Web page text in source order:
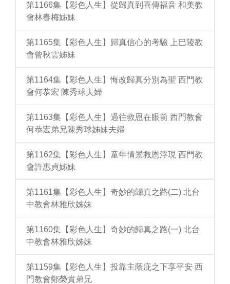
第1166集【彩色人生】從歸真到喜傳福音 和美教
會林春梅姊妹
第1165集【彩色人生】歸真信心的考驗 上巴陵教
會曾秋雲姊妹
第1164集【彩色人生】悔改歸真分別為聖 西門教
會何恭宏 陳秀球夫婦
第1163集【彩色人生】過往救恩在眼前 西門教會
何恭宏弟兄陳秀球姊妹夫婦
第1162集【彩色人生】童年情景救恩浮現 西門教
會許惠貞姊妹
第1161集【彩色人生】奇妙的歸真之路(二) 北台
中教會林雅欣姊妹
第1160集【彩色人生】奇妙的歸真之路(一) 北台
中教會林雅欣姊妹
第1159集【彩色人生】投靠主蔭庇之下享平安 西
門教會鄭榮貴弟兄